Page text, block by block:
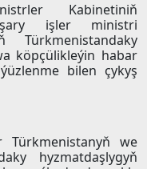
Kabinetiniň
işler ministri
Türkmenistandaky
köpçülikleýin habar
bilen çykyş
Türkmenistanyň we
hyzmatdaşlygyň